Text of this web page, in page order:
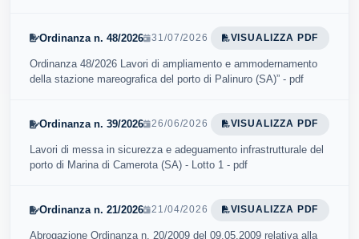
Ordinanza n. 48/2026 31/07/2026 VISUALIZZA PDF
Ordinanza 48/2026 Lavori di ampliamento e ammodernamento
della stazione mareografica del porto di Palinuro (SA)” - pdf
Ordinanza n. 39/2026 26/06/2026 VISUALIZZA PDF
Lavori di messa in sicurezza e adeguamento infrastrutturale del
porto di Marina di Camerota (SA) - Lotto 1 - pdf
Ordinanza n. 21/2026 21/04/2026 VISUALIZZA PDF
Abrogazione Ordinanza n. 20/2009 del 09.05.2009 relativa alla